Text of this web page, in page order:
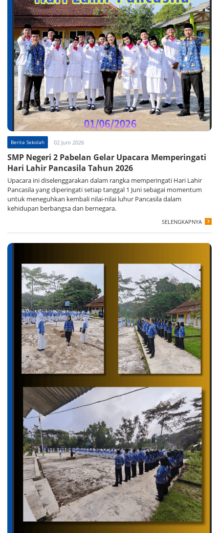
Berita Sekolah 02 Juni 2026
SMP Negeri 2 Pabelan Gelar Upacara Memperingati
Hari Lahir Pancasila Tahun 2026
Upacara ini diselenggarakan dalam rangka memperingati Hari Lahir
Pancasila yang diperingati setiap tanggal 1 Juni sebagai momentum
untuk meneguhkan kembali nilai-nilai luhur Pancasila dalam
kehidupan berbangsa dan bernegara.
SELENGKAPNYA